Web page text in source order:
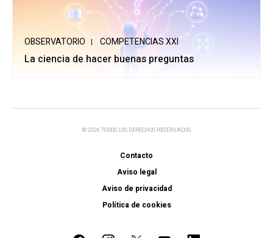
OBSERVATORIO COMPETENCIAS XXI
La ciencia de hacer buenas preguntas
© 2026 TODOS LOS DERECHOS RESERVADOS
Contacto
Aviso legal
Aviso de privacidad
Política de cookies